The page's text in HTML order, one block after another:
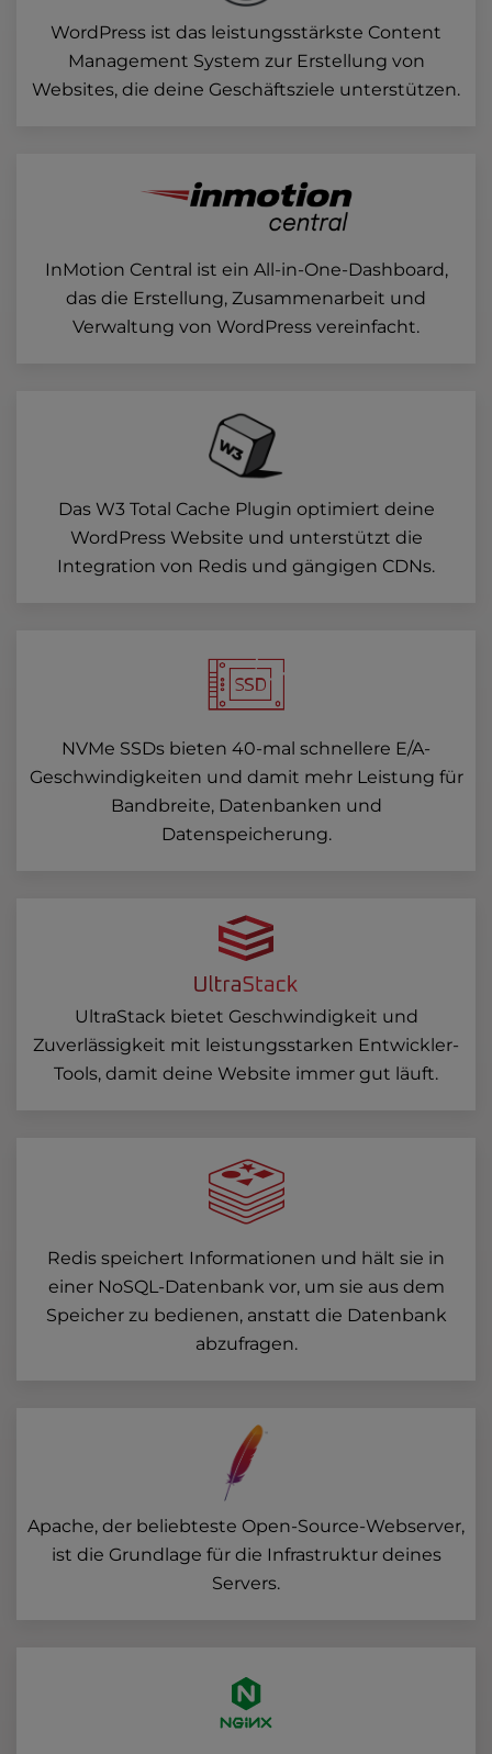
WordPress ist das leistungsstärkste Content
Management System zur Erstellung von
Websites, die deine Geschäftsziele unterstützen.
InMotion Central ist ein All-in-One-Dashboard,
das die Erstellung, Zusammenarbeit und
Verwaltung von WordPress vereinfacht.
Das W3 Total Cache Plugin optimiert deine
WordPress Website und unterstützt die
Integration von Redis und gängigen CDNs.
NVMe SSDs bieten 40-mal schnellere E/A-
Geschwindigkeiten und damit mehr Leistung für
Bandbreite, Datenbanken und
Datenspeicherung.
UltraStack bietet Geschwindigkeit und
Zuverlässigkeit mit leistungsstarken Entwickler-
Tools, damit deine Website immer gut läuft.
Redis speichert Informationen und hält sie in
einer NoSQL-Datenbank vor, um sie aus dem
Speicher zu bedienen, anstatt die Datenbank
abzufragen.
Apache, der beliebteste Open-Source-Webserver,
ist die Grundlage für die Infrastruktur deines
Servers.